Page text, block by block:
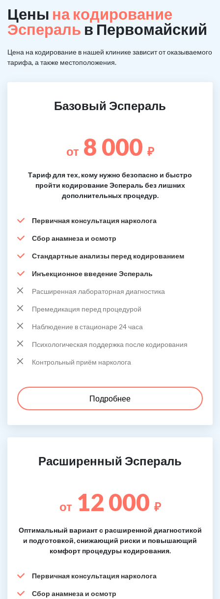
Цены на кодирование
Эспераль в Первомайский
Цена на кодирование в нашей клинике зависит от оказываемого
тарифа, а также местоположения.
Базовый Эспераль
от 8 000 ₽
Тариф для тех, кому нужно безопасно и быстро
пройти кодирование Эспераль без лишних
дополнительных процедур.
Первичная консультация нарколога
Сбор анамнеза и осмотр
Стандартные анализы перед кодированием
Инъекционное введение Эспераль
Расширенная лабораторная диагностика
Премедикация перед процедурой
Наблюдение в стационаре 24 часа
Психологическая поддержка после кодирования
Контрольный приём нарколога
Подробнее
Расширенный Эспераль
от 12 000 ₽
Оптимальный вариант с расширенной диагностикой
и подготовкой, снижающий риски и повышающий
комфорт процедуры кодирования.
Первичная консультация нарколога
Сбор анамнеза и осмотр